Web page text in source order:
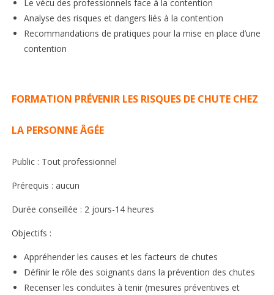
Le vécu des professionnels face à la contention
Analyse des risques et dangers liés à la contention
Recommandations de pratiques pour la mise en place d’une
contention
FORMATION PRÉVENIR LES RISQUES DE CHUTE CHEZ
LA PERSONNE ÂGÉE
Public : Tout professionnel
Prérequis : aucun
Durée conseillée : 2 jours-14 heures
Objectifs :
Appréhender les causes et les facteurs de chutes
Définir le rôle des soignants dans la prévention des chutes
Recenser les conduites à tenir (mesures préventives et